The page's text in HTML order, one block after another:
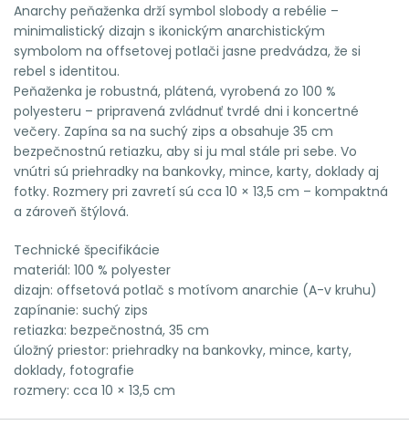
Anarchy peňaženka drží symbol slobody a rebélie –
minimalistický dizajn s ikonickým anarchistickým
symbolom na offsetovej potlači jasne predvádza, že si
rebel s identitou.
Peňaženka je robustná, plátená, vyrobená zo 100 %
polyesteru – pripravená zvládnuť tvrdé dni i koncertné
večery. Zapína sa na suchý zips a obsahuje 35 cm
bezpečnostnú retiazku, aby si ju mal stále pri sebe. Vo
vnútri sú priehradky na bankovky, mince, karty, doklady aj
fotky. Rozmery pri zavretí sú cca 10 × 13,5 cm – kompaktná
a zároveň štýlová.
Technické špecifikácie
materiál: 100 % polyester
dizajn: offsetová potlač s motívom anarchie (A-v kruhu)
zapínanie: suchý zips
retiazka: bezpečnostná, 35 cm
úložný priestor: priehradky na bankovky, mince, karty,
doklady, fotografie
rozmery: cca 10 × 13,5 cm